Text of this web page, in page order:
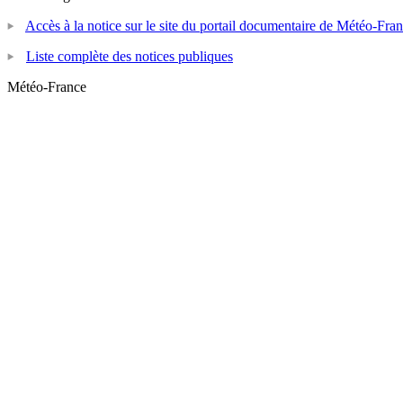
Accès à la notice sur le site du portail documentaire de Météo-
Liste complète des notices publiques
Météo-France